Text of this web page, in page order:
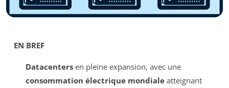
EN BREF
Datacentersen pleine expansion, avec une
consommation électrique mondialeatteignant